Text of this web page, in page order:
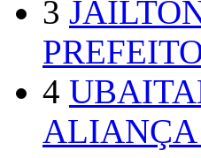
3
4
ALIANÇA